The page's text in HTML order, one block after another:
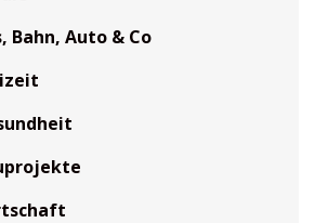
Bahn, Auto & Co